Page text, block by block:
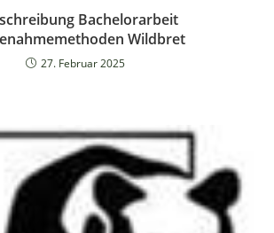
Bachelorarbeit
Wildbret
27. Februar 2025